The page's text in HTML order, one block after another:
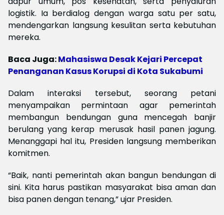
logistik. Ia berdialog dengan warga satu per satu,
mendengarkan langsung kesulitan serta kebutuhan
mereka.
Baca Juga:Mahasiswa Desak Kejari Percepat
Penanganan Kasus Korupsi di Kota Sukabumi
Dalam interaksi tersebut, seorang petani
menyampaikan permintaan agar pemerintah
membangun bendungan guna mencegah banjir
berulang yang kerap merusak hasil panen jagung.
Menanggapi hal itu, Presiden langsung memberikan
komitmen.
“Baik, nanti pemerintah akan bangun bendungan di
sini. Kita harus pastikan masyarakat bisa aman dan
bisa panen dengan tenang,” ujar Presiden.